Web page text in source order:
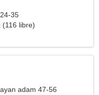
35
(116 libre)
adam 47-56